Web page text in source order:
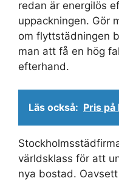
redan är energilös
uppackningen. Gör
om flyttstädningen
man att få en hög
efterhand.
Läs också: Pris
världsklass för att
nya bostad.